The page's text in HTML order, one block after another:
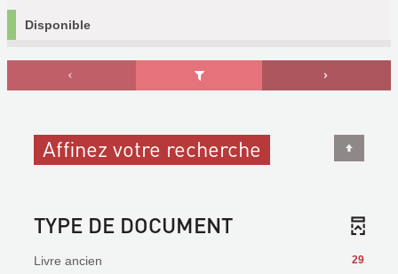
Disponible
Affinez votre recherche
TYPE DE DOCUMENT
29
Livre ancien